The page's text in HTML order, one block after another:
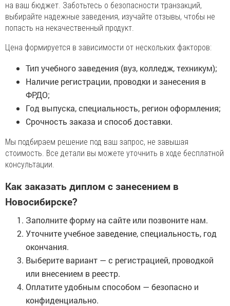
на ваш бюджет. Заботьтесь о безопасности транзакций,
выбирайте надежные заведения, изучайте отзывы, чтобы не
попасть на некачественный продукт.
Цена формируется в зависимости от нескольких факторов:
Тип учебного заведения (вуз, колледж, техникум);
Наличие регистрации, проводки и занесения в
ФРДО;
Год выпуска, специальность, регион оформления;
Срочность заказа и способ доставки.
Мы подбираем решение под ваш запрос, не завышая
стоимость. Все детали вы можете уточнить в ходе бесплатной
консультации.
Как заказать диплом с занесением в
Новосибирске?
Заполните форму на сайте или позвоните нам.
Уточните учебное заведение, специальность, год
окончания.
Выберите вариант — с регистрацией, проводкой
или внесением в реестр.
Оплатите удобным способом — безопасно и
конфиденциально.